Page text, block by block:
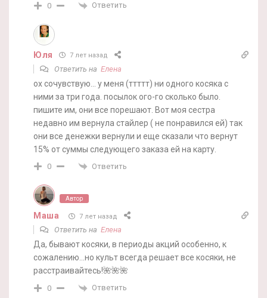
0 Ответить
Юля 7 лет назад
Ответить на Елена
ох сочувствую… у меня (ттттт) ни одного косяка с
ними за три года. посылок ого-го сколько было.
пишите им, они все порешают. Вот моя сестра
недавно им вернула стайлер ( не понравился ей) так
они все денежки вернули и еще сказали что вернут
15% от суммы следующего заказа ей на карту.
0 Ответить
Автор
Маша 7 лет назад
Ответить на Елена
Да, бывают косяки, в периоды акций особенно, к
сожалению…но культ всегда решает все косяки, не
расстраивайтесь!🌺🌺🌺
0 Ответить